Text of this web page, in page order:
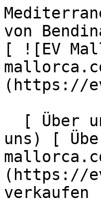
Mediterraner Rückzugsort in begehrter Golfresidenz von Bendinat - Engel &amp; Völkers Mallorca                [ ![EV Mallorca](https://cdn.ev-mallorca.com/images/web/EV_Logo_RGB.svg) ](https://ev-mallorca.com/de)  Mallorca  

  [ Über uns ](https://ev-mallorca.com/de/ueber-uns) [ Über Mallorca ](https://ev-mallorca.com/de/ueber-mallorca) [ Kontakt ](https://ev-mallorca.com/de/standorte) [ Immobilie verkaufen ](https://ev-mallorca.com/de/immobilie-auf-mallorca-verkaufen) [    Mein Account  ](https://ev-mallorca.com/de/mein-account)   Deutsch       [ English ](https://ev-mallorca.com/en/mallorca-property/mediterranean-retreat-in-sought-after-golf-residence-in-bendinat-W-0473PY)   [ Español ](https://ev-mallorca.com/es/inmueble-mallorca/retiro-mediterraneo-en-codiciada-residencia-de-golf-en-bendinat-W-0473PY)    [ Català ](https://ev-mallorca.com/ca/immoble-mallorca/apartament-elegant-en-exclusiva-urbanitzacio-de-bendinat-golf-W-0473PY)   [ Svenska ](https://ev-mallorca.com/sv/mallorca-fastighet/snygg-lagenhet-i-eftertraktade-bendinat-golfanlaggning-W-0473PY)   [ Français ](https://ev-mallorca.com/fr/bien-majorque/appartement-elegant-dans-le-complexe-de-golf-tres-convoite-de-bendinat-W-0473PY)   [ Polski ](https://ev-mallorca.com/pl/nieruchomosc-majorce/stylowe-mieszkanie-w-poszukiwanym-kompleksie-golfowym-bendinat-W-0473PY)   [ Italiano ](https://ev-mallorca.com/it/immobili-maiorca/elegante-appartamento-nel-ricercato-complesso-golfistico-di-bendinat-W-0473PY)   [ Dutch ](https://ev-mallorca.com/nl/mallorca-eigendom/stijlvol-appartement-in-gewild-golfcomplex-bendinat-W-0473PY)   [ Русский ](https://ev-mallorca.com/ru/nedvizhimost-mayorka/stilnaia-kvartira-v-populiarnom-golf-komplekse-bendinat-W-0473PY)   [ Dansk ](https://ev-mallorca.com/da/mallorca-ejendom/stilfuld-lejlighed-i-det-eftertragtede-bendinat-golfkompleks-W-0473PY)   

  Kaufen  [ Alle Immobilien ](https://ev-mallorca.com/de/mallorca-immobilien?contract_type=0) [ Haus ](https://ev-mallorca.com/